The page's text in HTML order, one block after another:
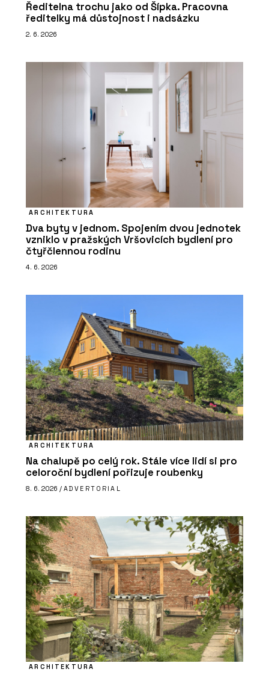
Ředitelna trochu jako od Šípka. Pracovna
ředitelky má důstojnost i nadsázku
2. 6. 2026
ARCHITEKTURA
Dva byty v jednom. Spojením dvou jednotek
vzniklo v pražských Vršovicích bydlení pro
čtyřčlennou rodinu
4. 6. 2026
ARCHITEKTURA
Na chalupě po celý rok. Stále více lidí si pro
celoroční bydlení pořizuje roubenky
8. 6. 2026 / ADVERTORIAL
ARCHITEKTURA